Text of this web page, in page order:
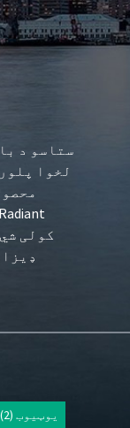
کولی